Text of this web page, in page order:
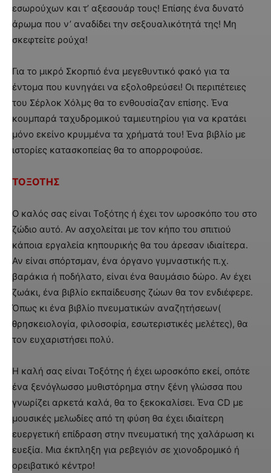
εσωρούχων και τ’ αξεσουάρ τους! Επίσης ένα δυνατό
άρωμα που ν’ αναδίδει την σεξουαλικότητά της! Μη
σκεφτείτε ρούχα!
Για το μικρό Σκορπιό ένα μεγεθυντικό φακό για τα
έντομα που κυνηγάει να εξολοθρεύσει! Οι περιπέτειες
του Σέρλοκ Χόλμς θα το ενθουσίαζαν επίσης. Ένα
κουμπαρά ταχυδρομικού ταμιευτηρίου για να κρατάει
μόνο εκείνο κρυμμένα τα χρήματά του! Ένα βιβλίο με
ιστορίες κατασκοπείας θα το απορροφούσε.
ΤΟΞΟΤΗΣ
Ο καλός σας είναι Τοξότης ή έχει τον ωροσκόπο του στο
ζώδιο αυτό. Αν ασχολείται με τον κήπο του σπιτιού
κάποια εργαλεία κηπουρικής θα του άρεσαν ιδιαίτερα.
Αν είναι σπόρτσμαν, ένα όργανο γυμναστικής π.χ.
βαράκια ή ποδήλατο, είναι ένα θαυμάσιο δώρο. Αν έχει
ζωάκι, ένα βιβλίο εκπαίδευσης ζώων θα τον ενδιέφερε.
Όπως κι ένα βιβλίο πνευματικών αναζητήσεων(
θρησκειολογία, φιλοσοφία, εσωτεριστικές μελέτες), θα
τον ευχαριστήσει πολύ.
Η καλή σας είναι Τοξότης ή έχει ωροσκόπο εκεί, οπότε
ένα ξενόγλωσσο μυθιστόρημα στην ξένη γλώσσα που
γνωρίζει αρκετά καλά, θα το ξεκοκαλίσει. Ένα CD με
μουσικές μελωδίες από τη φύση θα έχει ιδιαίτερη
ευεργετική επίδραση στην πνευματική της χαλάρωση κι
ευεξία. Μια έκπληξη για ρεβεγιόν σε χιονοδρομικό ή
ορειβατικό κέντρο!